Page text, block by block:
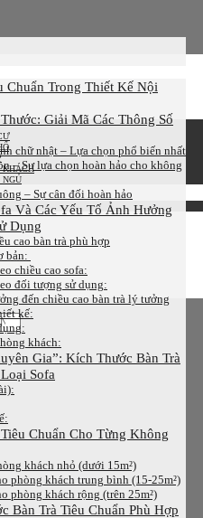
KHÁCH
NGỦ
Chuẩn Trong Thiết Kế Nội
Giải Mã Các Thông Số
chữ nhật – Lựa chọn phổ biến nhất
– Sự lựa chọn hoàn hảo cho không
– Sự cân đối hoàn hảo
Và Các Yếu Tố Ảnh Hưởng
Dụng
cao bàn trà phù hợp
bản:
chiều cao sofa:
đối tượng sử dụng:
đến chiều cao bàn trà lý tưởng
kế:
khách:
Gia”: Kích Thước Bàn Trà
Sofa
Chuẩn Cho Từng Không
khách nhỏ (dưới 15m²)
phòng khách trung bình (15-25m²)
phòng khách rộng (trên 25m²)
Bàn Trà Tiêu Chuẩn Phù Hợp